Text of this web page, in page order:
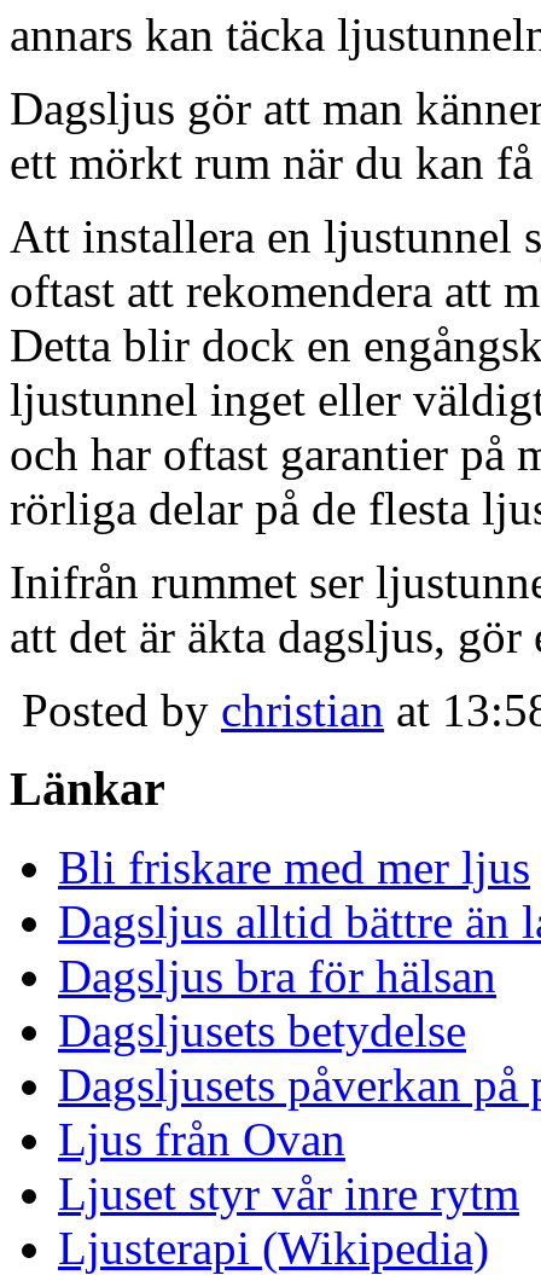
annars kan täcka
Dagsljus gör att man
ett mörkt rum när du kan
Att installera en ljustunnel
oftast att rekomendera att
Detta blir dock en
ljustunnel inget eller
och har oftast garantier på
rörliga delar på de flesta
Inifrån rummet ser
att det är äkta dagsljus,
Posted by christian at
Länkar
Bli friskare med mer ljus
Dagsljus alltid bättre än
Dagsljus bra för hälsan
Dagsljusets betydelse
Dagsljusets påverkan på
Ljus från Ovan
Ljuset styr vår inre rytm
Ljusterapi (Wikipedia)